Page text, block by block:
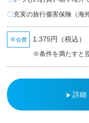
充実の旅行傷害保険（海
年会費 1,375円（税込）
※条件を満たすと
詳細